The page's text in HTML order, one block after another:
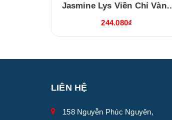
Jasmine Lys Viền Chỉ Vàng
244.080₫
LIÊN HỆ
158 Nguyễn Phúc Nguyên,